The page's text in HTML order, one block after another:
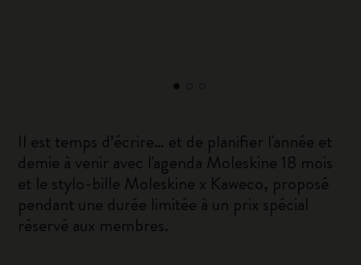
Il est temps d’écrire… et de planifier l'année et
demie à venir avec l'agenda Moleskine 18 mois
et le stylo-bille Moleskine x Kaweco, proposé
pendant une durée limitée à un prix spécial
réservé aux membres.